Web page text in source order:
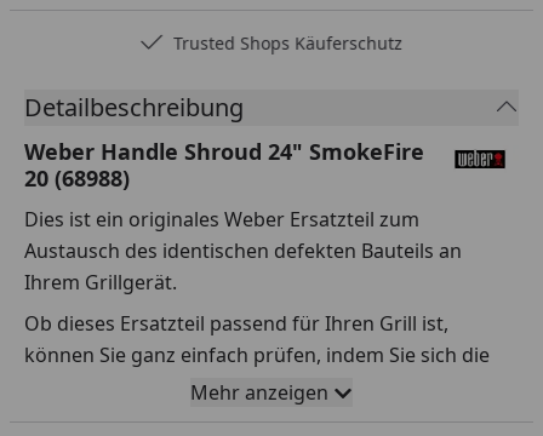
Trusted Shops Käuferschutz
Detailbeschreibung
Weber Handle Shroud 24" SmokeFire
20 (68988)
Dies ist ein originales Weber Ersatzteil zum
Austausch des identischen defekten Bauteils an
Ihrem Grillgerät.
Ob dieses Ersatzteil passend für Ihren Grill ist,
können Sie ganz einfach prüfen, indem Sie sich die
Explosionszeichnung Ihres Grills anschauen und dort
das betreffende Teil heraussuchen.
Mehr anzeigen